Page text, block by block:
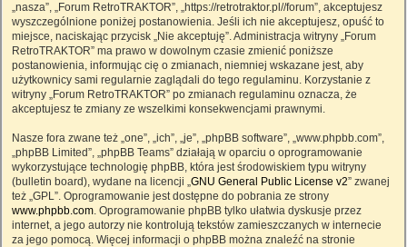
„nasza”, „Forum RetroTRAKTOR”, „https://retrotraktor.pl//forum”, akceptujesz
wyszczególnione poniżej postanowienia. Jeśli ich nie akceptujesz, opuść to
miejsce, naciskając przycisk „Nie akceptuję”. Administracja witryny „Forum
RetroTRAKTOR” ma prawo w dowolnym czasie zmienić poniższe
postanowienia, informując cię o zmianach, niemniej wskazane jest, aby
użytkownicy sami regularnie zaglądali do tego regulaminu. Korzystanie z
witryny „Forum RetroTRAKTOR” po zmianach regulaminu oznacza, że
akceptujesz te zmiany ze wszelkimi konsekwencjami prawnymi.
Nasze fora zwane też „one”, „ich”, „je”, „phpBB software”, „www.phpbb.com”,
„phpBB Limited”, „phpBB Teams” działają w oparciu o oprogramowanie
wykorzystujące technologię phpBB, która jest środowiskiem typu witryny
(bulletin board), wydane na licencji „GNU General Public License v2” zwanej
też „GPL”. Oprogramowanie jest dostępne do pobrania ze strony
www.phpbb.com. Oprogramowanie phpBB tylko ułatwia dyskusje przez
internet, a jego autorzy nie kontrolują tekstów zamieszczanych w internecie
za jego pomocą. Więcej informacji o phpBB można znaleźć na stronie